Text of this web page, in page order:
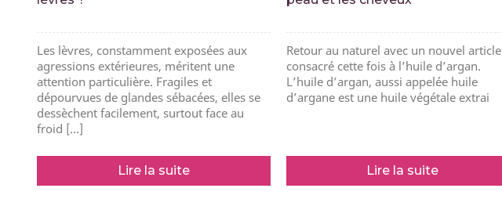
Les lèvres, constamment exposées aux
agressions extérieures, méritent une
attention particulière. Fragiles et
dépourvues de glandes sébacées, elles se
dessèchent facilement, surtout face au
froid [...]
Lire la suite
Retour au naturel avec un nouvel article
consacré cette fois à l’huile d’argan.
L’huile d’argan, aussi appelée huile
d’argane est une huile végétale extrai
Lire la suite